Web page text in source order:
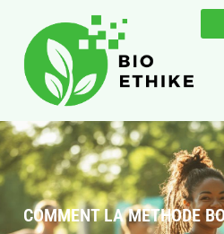
COMMENT LA METHODE